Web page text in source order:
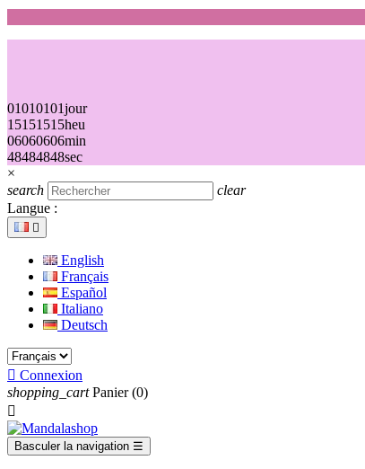
01010101jour
15151515heu
06060606min
48484848sec
×
search
clear
Langue :

English
Français
Español
Italiano
Deutsch
 Connexion
shopping_cart Panier (0)

Basculer la navigation ☰